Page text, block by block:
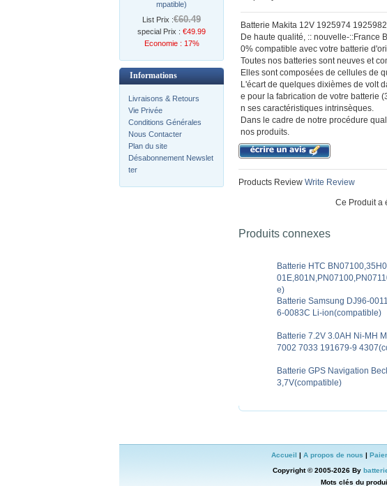
mpatible)
List Prix :€60.49
special Prix : €49.99
Economie : 17%
Informations
Livraisons & Retours
Vie Privée
Conditions Générales
Nous Contacter
Plan du site
Désabonnement Newslet
ter
Batterie Makita 12V 1925974
De haute qualité, :: nouvelle-::France
0% compatible avec votre batterie
Toutes nos batteries sont neuves et
Elles sont composées de cellules de
L'écart de quelques dixièmes de volt
e pour la fabrication de votre batterie
n ses caractéristiques intrinsèques.
Dans le cadre de notre procédure
nos produits.
Products Review Write Review
Ce Produit a
Produits connexes
Batterie HTC
e)
Batterie Samsung DJ96-
6-0083C Li-ion(compatible)
Batterie 7.2V 3.0AH Ni-MH
7002 7033 191679-9
Batterie GPS Navigation
3,7V(compatible)
Accueil A propos de nous
Copyright © 2005-2026 By
Mots clés du